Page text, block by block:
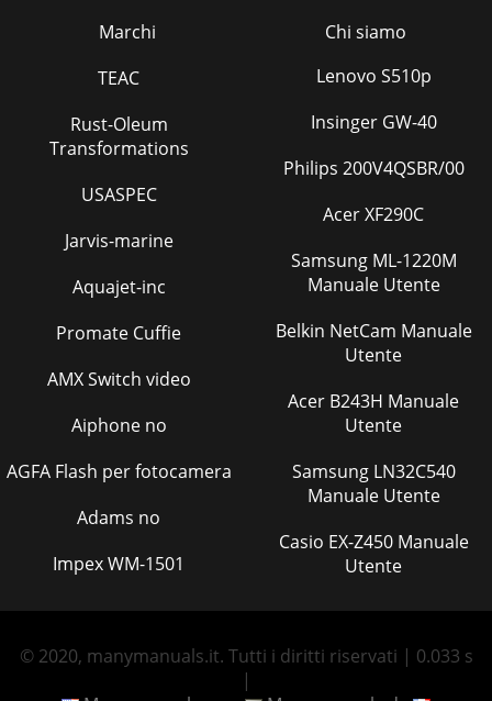
Marchi
Chi siamo
TEAC
Rust-Oleum
Transformations
USASPEC
Jarvis-marine
Aquajet-inc
Promate Cuffie
AMX Switch video
Aiphone no
AGFA Flash per fotocamera
Adams no
Impex WM-1501
Lenovo S510p
Insinger GW-40
Philips 200V4QSBR/00
Acer XF290C
Samsung ML-1220M
Manuale Utente
Belkin NetCam Manuale
Utente
Acer B243H Manuale
Utente
Samsung LN32C540
Manuale Utente
Casio EX-Z450 Manuale
Utente
© 2020, manymanuals.it. Tutti i diritti riservati | 0.033 s
|